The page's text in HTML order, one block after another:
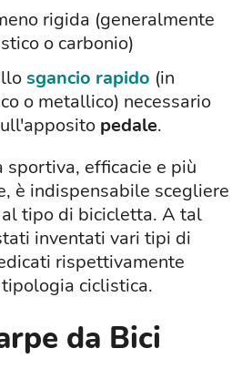
rigida (generalmente
o carbonio)
sgancio rapido (in
o metallico) necessario
pedale.
sportiva, efficacie e più
è indispensabile scegliere
tipo di bicicletta. A tal
inventati vari tipi di
rispettivamente
ciclistica.
da Bici